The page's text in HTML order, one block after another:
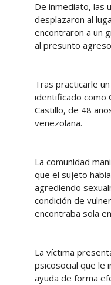
De inmediato, las
desplazaron al
encontraron a un
al presunto
Tras practicarle
identificado como
Castillo, de 48
venezolana.
La comunidad
que el sujeto
agrediendo
condición de
encontraba sola
La víctima
psicosocial que le
ayuda de forma